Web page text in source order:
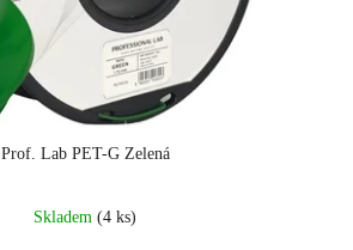
Prof. Lab PET-G Zelená
Skladem (4 ks)